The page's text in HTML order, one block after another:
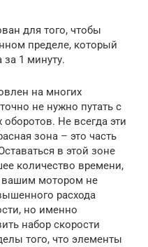
для того, чтобы
пределе, который
за 1 минуту.
на многих
не нужно путать с
Не всегда эти
зона – это часть
в этой зоне
количество времени,
вашим мотором не
расхода
но именно
набор скорости
того, что элементы